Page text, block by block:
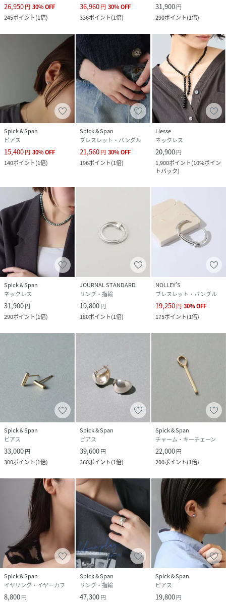
26,950円 30%OFF
245ポイント(1倍)
36,960円 30%OFF
336ポイント(1倍)
31,900円
290ポイント(1倍)
Spick & Span
ピアス
15,400円 30%OFF
140ポイント(1倍)
Spick & Span
ブレスレット・バングル
21,560円 30%OFF
196ポイント(1倍)
Liesse
ネックレス
20,900円
1,900ポイント(10%ポイン
トバック)
Spick & Span
ネックレス
31,900円
290ポイント(1倍)
JOURNAL STANDARD
リング・指輪
19,800円
180ポイント(1倍)
NOLLEY'S
ブレスレット・バングル
19,250円 30%OFF
175ポイント(1倍)
Spick & Span
ピアス
33,000円
300ポイント(1倍)
Spick & Span
ピアス
39,600円
360ポイント(1倍)
Spick & Span
チャーム・キーチェーン
22,000円
200ポイント(1倍)
Spick & Span
イヤリング・イヤーカフ
8,800円
Spick & Span
リング・指輪
47,300円
Spick & Span
ピアス
19,800円